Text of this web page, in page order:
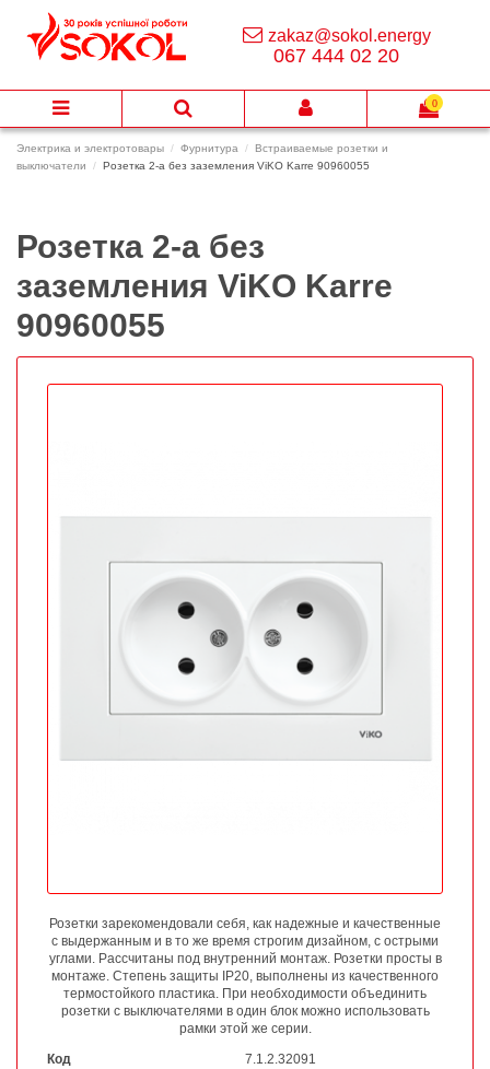
Электрика и электротовары Фурнитура
Встраиваемые розетки и
выключатели
Розетка 2-а без заземления ViKO Karre 90960055
Розетка 2-а без
заземления ViKO Karre
90960055
Розетки зарекомендовали себя, как надежные и качественные
с выдержанным и в то же время строгим дизайном, с острыми
углами. Рассчитаны под внутренний монтаж. Розетки просты в
монтаже. Степень защиты IP20, выполнены из качественного
термостойкого пластика. При необходимости объединить
розетки с выключателями в один блок можно использовать
рамки этой же серии.
Код
7.1.2.32091
zakaz@sokol.energy
067 444 02 20
0